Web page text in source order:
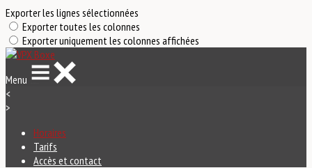
Exporter les lignes sélectionnées
Exporter toutes les colonnes
Exporter uniquement les colonnes affichées
Menu
<
>
Horaires
Tarifs
Accès et contact